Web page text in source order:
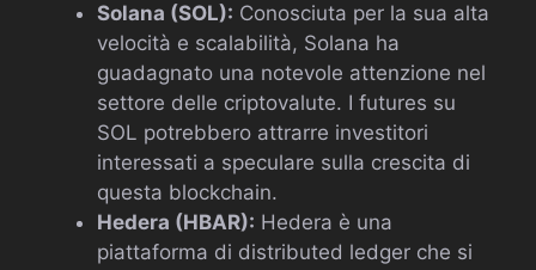
Solana (SOL): Conosciuta per la sua alta
velocità e scalabilità, Solana ha
guadagnato una notevole attenzione nel
settore delle criptovalute. I futures su
SOL potrebbero attrarre investitori
interessati a speculare sulla crescita di
questa blockchain.
Hedera (HBAR): Hedera è una
piattaforma di distributed ledger che si